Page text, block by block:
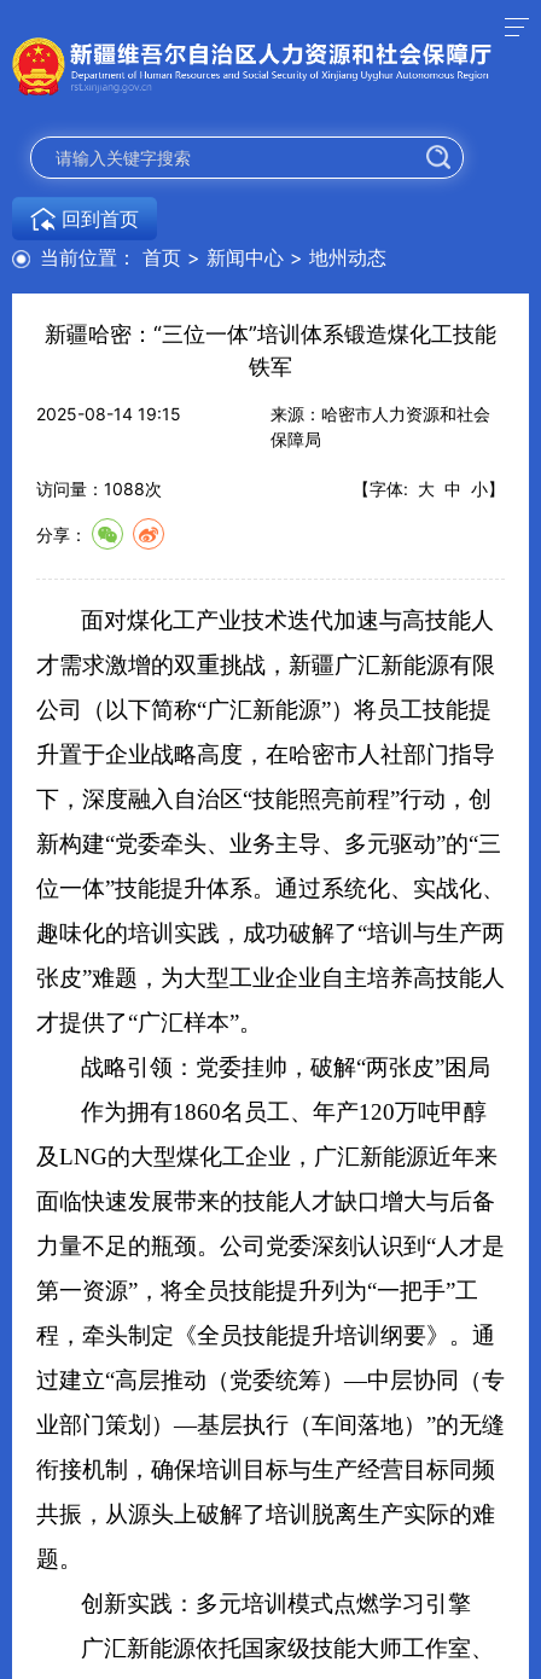
当前位置： 首页 > 新闻中心 > 地州动态
回到首页
新疆哈密：“三位一体”培训体系锻造煤化工技能
铁军
2025-08-14 19:15
来源：哈密市人力资源和社会
保障局
访问量： 1088次 【字体: 大 中 小】
分享：
面对煤化工产业技术迭代加速与高技能人
才需求激增的双重挑战，新疆广汇新能源有限
公司（以下简称“广汇新能源”）将员工技能提
升置于企业战略高度，在哈密市人社部门指导
下，深度融入自治区“技能照亮前程”行动，创
新构建“党委牵头、业务主导、多元驱动”的“三
位一体”技能提升体系。通过系统化、实战化、
趣味化的培训实践，成功破解了“培训与生产两
张皮”难题，为大型工业企业自主培养高技能人
才提供了“广汇样本”。
战略引领：党委挂帅，破解“两张皮”困局
作为拥有1860名员工、年产120万吨甲醇
及LNG的大型煤化工企业，广汇新能源近年来
面临快速发展带来的技能人才缺口增大与后备
力量不足的瓶颈。公司党委深刻认识到“人才是
第一资源”，将全员技能提升列为“一把手”工
程，牵头制定《全员技能提升培训纲要》。通
过建立“高层推动（党委统筹）—中层协同（专
业部门策划）—基层执行（车间落地）”的无缝
衔接机制，确保培训目标与生产经营目标同频
共振，从源头上破解了培训脱离生产实际的难
题。
创新实践：多元培训模式点燃学习引擎
广汇新能源依托国家级技能大师工作室、